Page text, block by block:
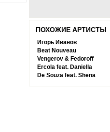
ПОХОЖИЕ АРТИСТЫ
Игорь Иванов
Beat Nouveau
Vengerov & Fedoroff
Ercola feat. Daniella
De Souza feat. Shena